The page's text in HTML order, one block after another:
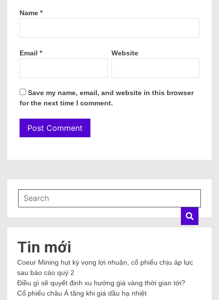
Name *
Email * Website
Save my name, email, and website in this browser
for the next time I comment.
Tin mới
Coeur Mining hụt kỳ vọng lợi nhuận, cổ phiếu chịu áp lực
sau báo cáo quý 2
Điều gì sẽ quyết định xu hướng giá vàng thời gian tới?
Cổ phiếu châu Á tăng khi giá dầu hạ nhiệt